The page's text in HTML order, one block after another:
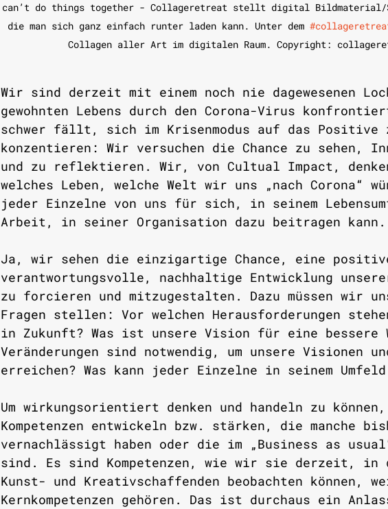
can’t do things together - Collageretreat stellt digital Bildmaterial/
die man sich ganz einfach runter laden kann. Unter dem
Collagen aller Art im digitalen Raum. Copyright:
Wir sind derzeit mit einem noch nie dagewesenen
gewohnten Lebens durch den Corona-Virus
schwer fällt, sich im Krisenmodus auf das Positive
konzentieren: Wir versuchen die Chance zu sehen,
und zu reflektieren. Wir, von Cultual Impact,
welches Leben, welche Welt wir uns „nach Corona“
jeder Einzelne von uns für sich, in seinem
Arbeit, in seiner Organisation dazu beitragen kann.
Ja, wir sehen die einzigartige Chance, eine
verantwortungsvolle, nachhaltige Entwicklung
zu forcieren und mitzugestalten. Dazu müssen wir
Fragen stellen: Vor welchen Herausforderungen
in Zukunft? Was ist unsere Vision für eine bessere
Veränderungen sind notwendig, um unsere Visionen
erreichen? Was kann jeder Einzelne in seinem
Um wirkungsorientiert denken und handeln zu
Kompetenzen entwickeln bzw. stärken, die manche
vernachlässigt haben oder die im „Business as
sind. Es sind Kompetenzen, wie wir sie derzeit,
Kunst- und Kreativschaffenden beobachten können,
Kernkompetenzen gehören. Das ist durchaus ein